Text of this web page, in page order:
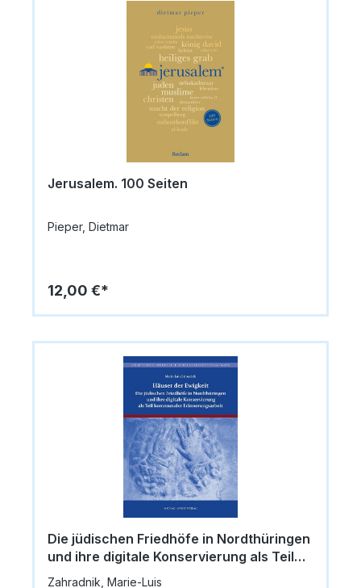
Jerusalem. 100 Seiten
Pieper, Dietmar
12,00 €*
Die jüdischen Friedhöfe in Nordthüringen
und ihre digitale Konservierung als Teil
kommunaler Erinnerungsarbeit
Zahradnik, Marie-Luis